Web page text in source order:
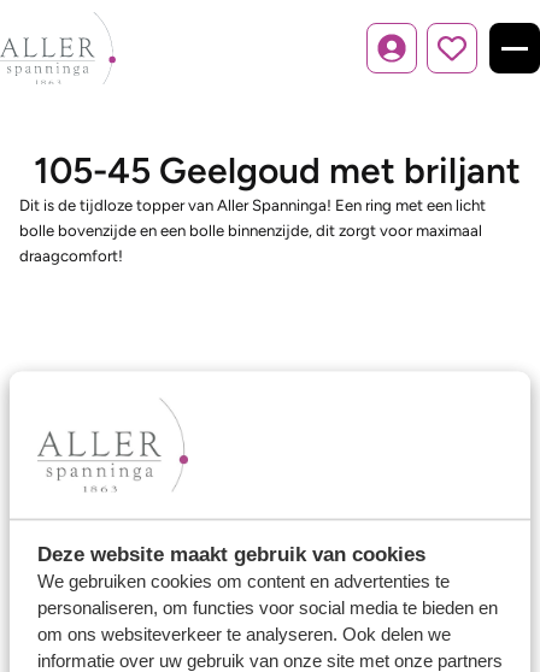
Deze website maakt gebruik van cookies
We gebruiken cookies om content en advertenties te
personaliseren, om functies voor social media te bieden en
om ons websiteverkeer te analyseren. Ook delen we
informatie over uw gebruik van onze site met onze partners
Inloggen
105-45 Geelgoud met briljant
Dit is de tijdloze topper van Aller Spanninga! Een ring met een licht
bolle bovenzijde en een bolle binnenzijde, dit zorgt voor maximaal
draagcomfort!
Ons aanbod
Trouwringen
Verlovingsringen
Vriendschapsringen
Over ons